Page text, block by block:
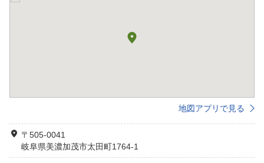
地図アプリで見る
〒505-0041
岐阜県美濃加茂市太田町1764-1